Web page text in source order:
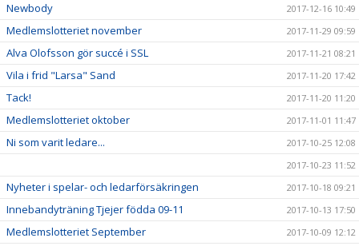
Newbody 2017-12-16 10:49
Medlemslotteriet november 2017-11-29 09:59
Alva Olofsson gör succé i SSL 2017-11-21 08:21
Vila i frid "Larsa" Sand 2017-11-20 17:42
Tack! 2017-11-20 11:20
Medlemslotteriet oktober 2017-11-01 11:47
Ni som varit ledare...
2017-10-25 12:08
2017-10-23 11:52
Nyheter i spelar- och ledarförsäkringen 2017-10-18 09:21
Innebandyträning Tjejer födda 09-11 2017-10-13 17:50
Medlemslotteriet September 2017-10-09 12:12